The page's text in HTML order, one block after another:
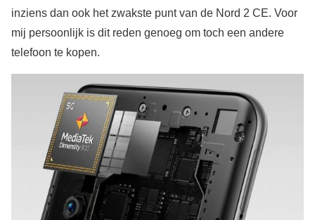
inziens dan ook het zwakste punt van de Nord 2 CE. Voor
mij persoonlijk is dit reden genoeg om toch een andere
telefoon te kopen.